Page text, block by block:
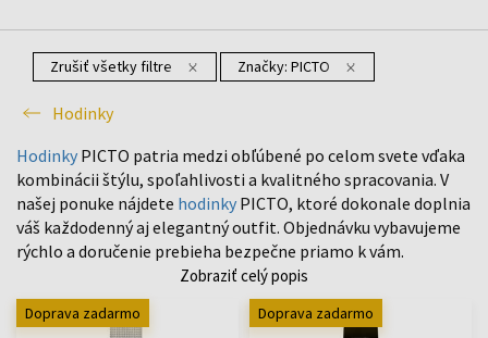
Zrušiť všetky filtre Značky: PICTO
Hodinky
Hodinky PICTO patria medzi obľúbené po celom svete vďaka
kombinácii štýlu, spoľahlivosti a kvalitného spracovania. V
našej ponuke nájdete hodinky PICTO, ktoré dokonale doplnia
váš každodenný aj elegantný outfit. Objednávku vybavujeme
rýchlo a doručenie prebieha bezpečne priamo k vám.
Zobraziť celý popis
Doprava zadarmo Doprava zadarmo